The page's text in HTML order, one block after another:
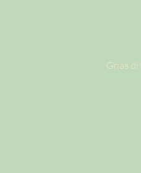
Grias di!